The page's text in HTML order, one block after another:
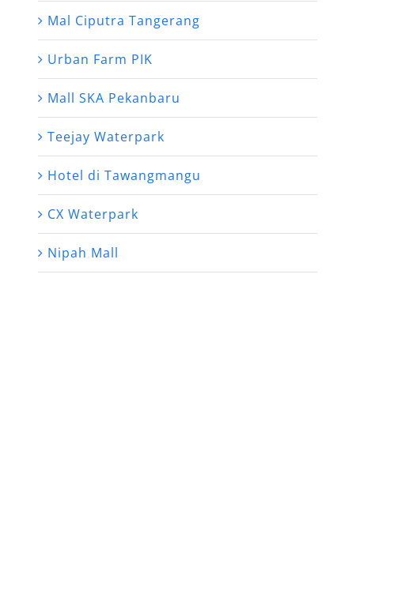
Mal Ciputra Tangerang
Urban Farm PIK
Mall SKA Pekanbaru
Teejay Waterpark
Hotel di Tawangmangu
CX Waterpark
Nipah Mall